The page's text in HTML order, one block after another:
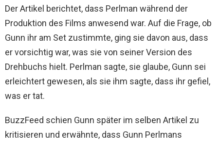
Der Artikel berichtet, dass Perlman während der
Produktion des Films anwesend war. Auf die Frage, ob
Gunn ihr am Set zustimmte, ging sie davon aus, dass
er vorsichtig war, was sie von seiner Version des
Drehbuchs hielt. Perlman sagte, sie glaube, Gunn sei
erleichtert gewesen, als sie ihm sagte, dass ihr gefiel,
was er tat.
BuzzFeed schien Gunn später im selben Artikel zu
kritisieren und erwähnte, dass Gunn Perlmans